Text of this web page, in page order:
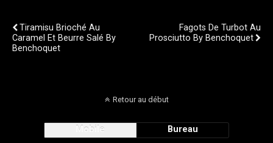
Tiramisu Brioché Au
Caramel Et Beurre Salé By
Benchoquet
Fagots De Turbot Au
Prosciutto By Benchoquet
Retour au début
Mobile Bureau